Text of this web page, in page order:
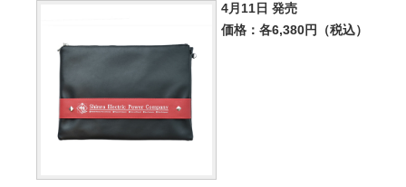
4月11日 発売
価格：各6,380円（税込）